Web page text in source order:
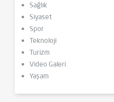
Sağlık
Siyaset
Spor
Teknoloji
Turizm
Video Galeri
Yaşam